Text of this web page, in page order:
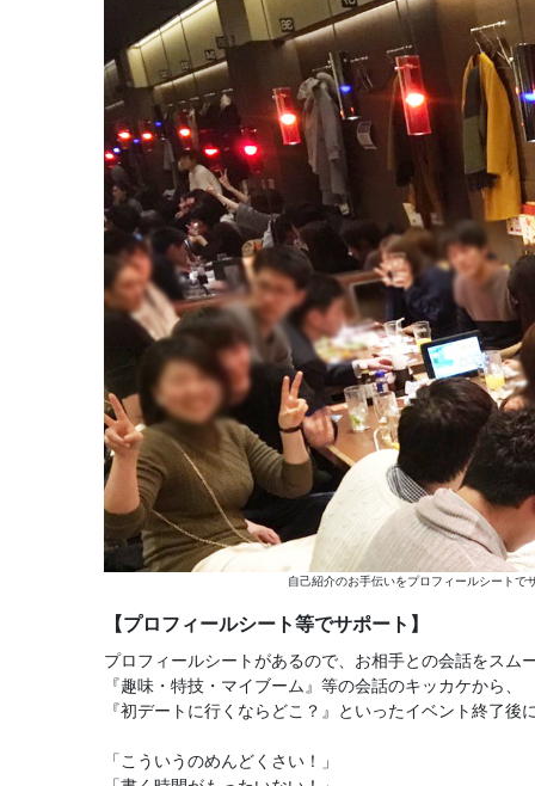
自己紹介のお手伝いをプロフィールシートで
【プロフィールシート等でサポート】
プロフィールシートがあるので、お相手との会話をスム
『趣味・特技・マイブーム』等の会話のキッカケから、
『初デートに行くならどこ？』といったイベント終了
「こういうのめんどくさい！」